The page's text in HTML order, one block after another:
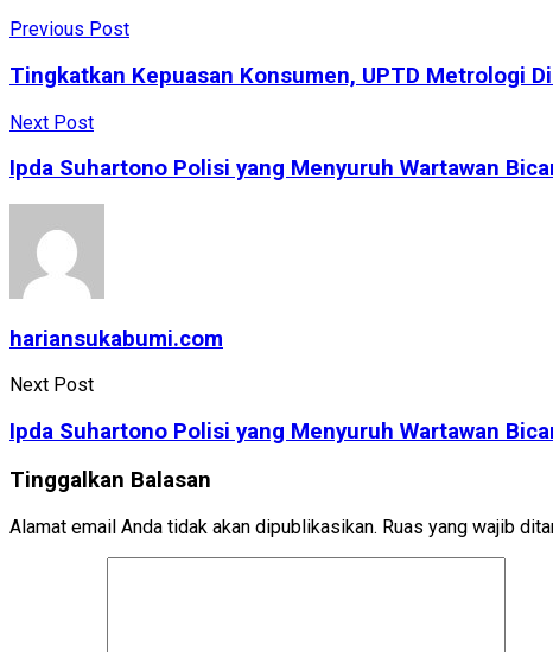
Previous Post
Tingkatkan Kepuasan Konsumen, UPTD Metrologi
Next Post
Ipda Suhartono Polisi yang Menyuruh Wartawan
hariansukabumi.com
Next Post
Ipda Suhartono Polisi yang Menyuruh Wartawan
Tinggalkan Balasan
Alamat email Anda tidak akan dipublikasikan. Ruas yang wajib